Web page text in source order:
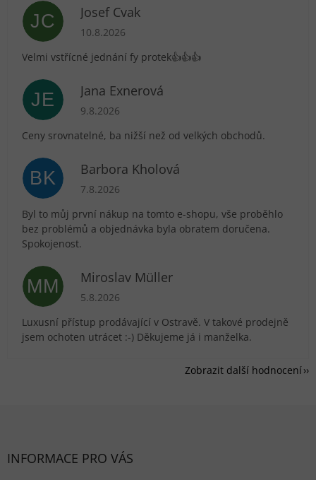
JC Josef Cvak
Hodnocení obchodu je 5 z 5 hvězdiček.
10.8.2026
Velmi vstřícné jednání fy protek👍👍👍
JE Jana Exnerová
Hodnocení obchodu je 5 z 5 hvězdiček.
9.8.2026
Ceny srovnatelné, ba nižší než od velkých obchodů.
BK Barbora Kholová
Hodnocení obchodu je 5 z 5 hvězdiček.
7.8.2026
Byl to můj první nákup na tomto e-shopu, vše proběhlo
bez problémů a objednávka byla obratem doručena.
Spokojenost.
MM Miroslav Müller
Hodnocení obchodu je 5 z 5 hvězdiček.
5.8.2026
Luxusní přístup prodávající v Ostravě. V takové prodejně
jsem ochoten utrácet :-) Děkujeme já i manželka.
Zobrazit další hodnocení
INFORMACE PRO VÁS